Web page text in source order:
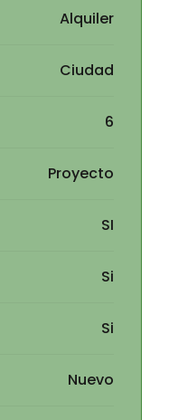
Alquiler
Ciudad
6
Proyecto
SI
Si
Si
Nuevo